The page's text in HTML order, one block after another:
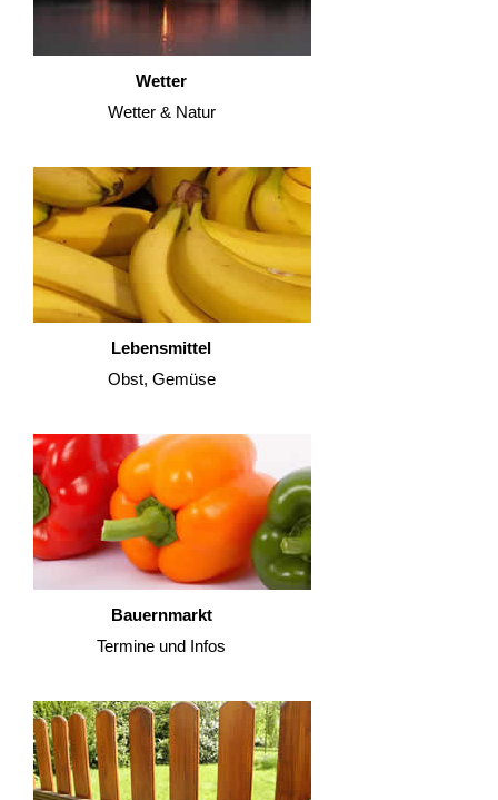
Wetter
Wetter & Natur
Lebensmittel
Obst, Gemüse
Bauernmarkt
Termine und Infos